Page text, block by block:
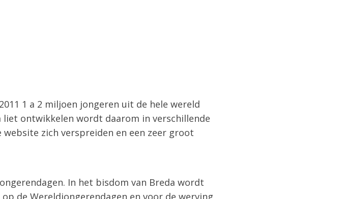
1 a 2 miljoen jongeren uit de hele wereld
ontwikkelen wordt daarom in verschillende
zich verspreiden en een zeer groot
In het bisdom van Breda wordt
de Wereldjongerendagen en voor de werving